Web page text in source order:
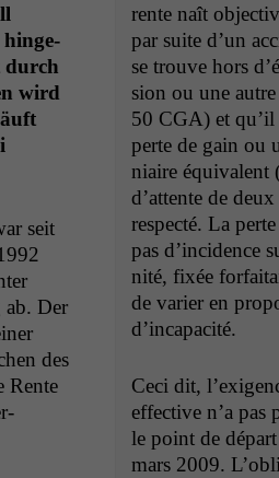
hinge­
durch
wird
seit
ab. Der
des
Rente
rente naît
par suite d’un
se trou­ve hors
sion ou une
50 CGA) et
perte de gain ou
ni­aire équiv­a­lent
d’at­tente de
respec­té. La
pas d’in­ci­dence
nité, fixée
de vari­er en
d’incapacité.
Ceci dit,
effec­tive n’a pas
le point de
mars 2009.